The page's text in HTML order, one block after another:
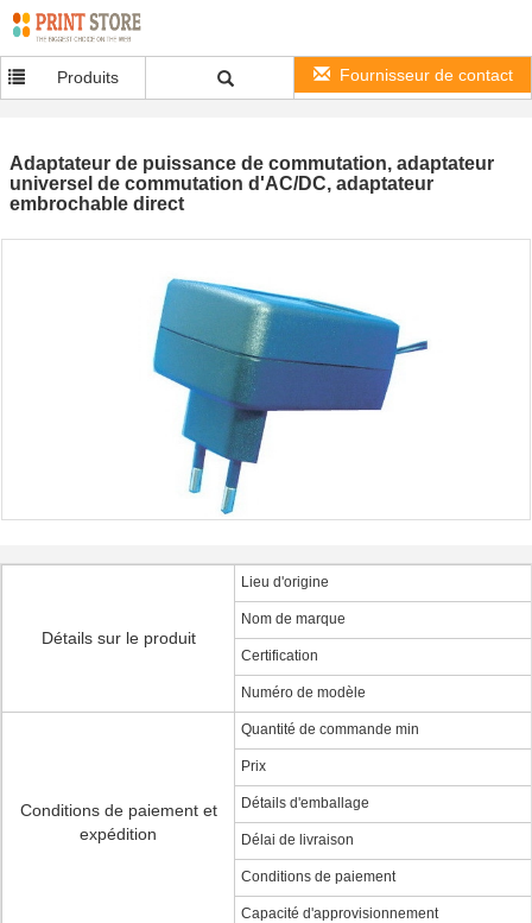
Produits Fournisseur de contact
Adaptateur de puissance de commutation, adaptateur
universel de commutation d'AC/DC, adaptateur
embrochable direct
Détails sur le produit
Lieu d'origine
Nom de marque
Certification
Numéro de modèle
Conditions de paiement et
expédition
Quantité de commande min
Prix
Détails d'emballage
Délai de livraison
Conditions de paiement
Capacité d'approvisionnement